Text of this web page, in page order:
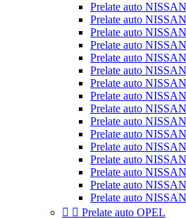
Prelate auto
Prelate auto
Prelate auto
Prelate auto
Prelate auto
Prelate auto
Prelate auto
Prelate auto
Prelate auto
Prelate auto
Prelate auto
Prelate auto
Prelate auto
Prelate auto
Prelate auto
Prelate auto
  Prelate auto OPEL